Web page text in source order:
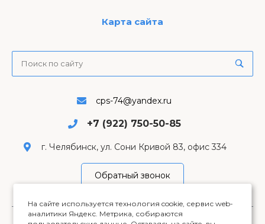
Карта сайта
cps-74@yandex.ru
+7 (922) 750-50-85
г. Челябинск, ул. Сони Кривой 83, офис 334
Обратный звонок
На сайте используется технология cookie, сервис web-
аналитики Яндекс. Метрика, собираются